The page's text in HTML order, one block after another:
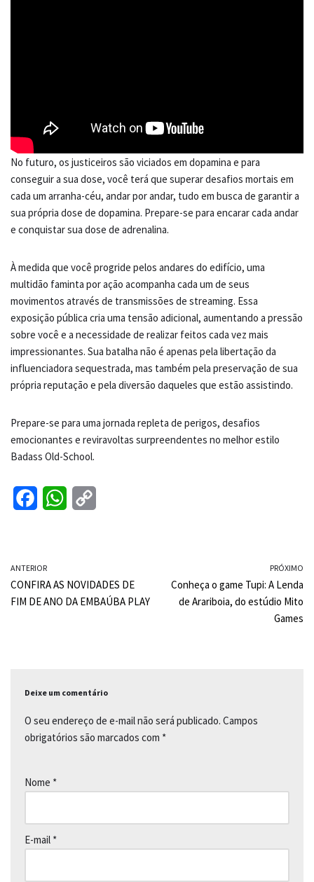
No futuro, os justiceiros são viciados em dopamina e para
conseguir a sua dose, você terá que superar desafios mortais em
cada um arranha-céu, andar por andar, tudo em busca de garantir a
sua própria dose de dopamina. Prepare-se para encarar cada andar
e conquistar sua dose de adrenalina.
À medida que você progride pelos andares do edifício, uma
multidão faminta por ação acompanha cada um de seus
movimentos através de transmissões de streaming. Essa
exposição pública cria uma tensão adicional, aumentando a pressão
sobre você e a necessidade de realizar feitos cada vez mais
impressionantes. Sua batalha não é apenas pela libertação da
influenciadora sequestrada, mas também pela preservação de sua
própria reputação e pela diversão daqueles que estão assistindo.
Prepare-se para uma jornada repleta de perigos, desafios
emocionantes e reviravoltas surpreendentes no melhor estilo
Badass Old-School.
e
b
s
L
ANTERIOR
CONFIRA AS NOVIDADES DE
FIM DE ANO DA EMBAÚBA PLAY
PRÓXIMO
Conheça o game Tupi: A Lenda
de Arariboia, do estúdio Mito
Games
Deixe um comentário
O seu endereço de e-mail não será publicado. Campos
obrigatórios são marcados com *
Nome *
E-mail *